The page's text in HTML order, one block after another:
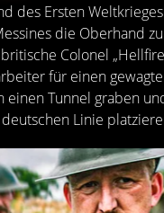
des Ersten
die Oberhand
Colonel „Hellfire
für einen
einen Tunnel graben
Linie